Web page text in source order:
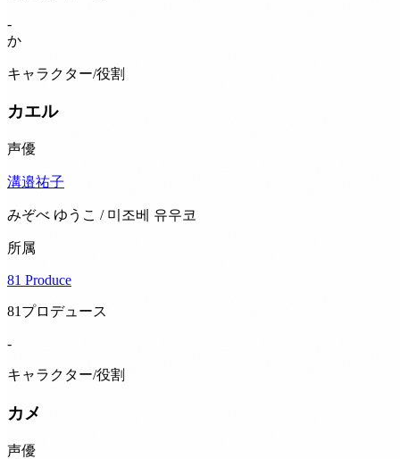
-
か
キャラクター/役割
カエル
声優
溝邉祐子
みぞべ ゆうこ / 미조베 유우코
所属
81 Produce
81プロデュース
-
キャラクター/役割
カメ
声優